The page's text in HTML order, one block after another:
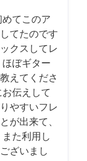
てこのア
てたのです
クスしてレ
ぼギター
えてくださ
伝えして
やすいフレ
が出来て、
た利用し
ざいまし